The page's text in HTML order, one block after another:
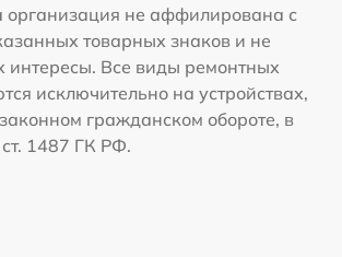
организация не аффилирована с
товарных знаков и не
интересы. Все виды ремонтных
исключительно на устройствах,
гражданском обороте, в
ст. 1487 ГК РФ.